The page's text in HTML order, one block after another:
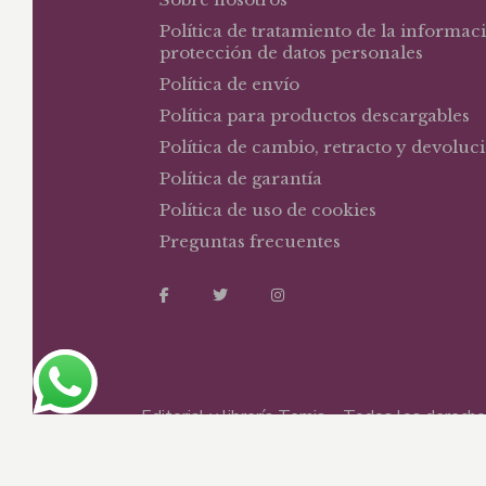
Política de tratamiento de la
protección de datos personales
Política de envío
Política para productos descargables
Política de cambio, retracto y
Política de garantía
Política de uso de cookies
Preguntas frecuentes
Editorial y librería Temis – Todos los